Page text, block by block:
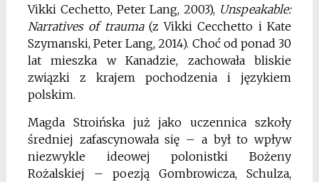
Vikki Cechetto, Peter Lang, 2003), Unspeakable:
Narratives of trauma (z Vikki Cecchetto i Kate
Szymanski, Peter Lang,2014). Choć od ponad 30
lat mieszka w Kanadzie, zachowała bliskie
związki z krajem pochodzenia i językiem
polskim.
Magda Stroińska już jako uczennica szkoły
średniej zafascynowała się – a był to wpływ
niezwykle ideowejpolonistki Bożeny
Rożalskiej – poezją Gombrowicza,Schulza,